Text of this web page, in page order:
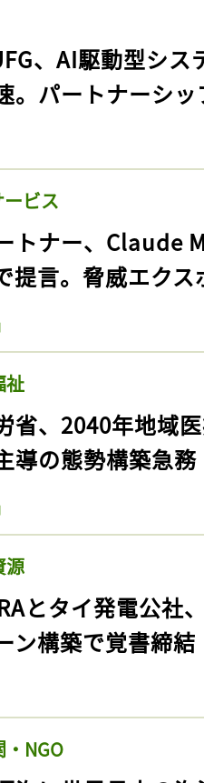
、AI駆動型シ
。パートナーシ
ビス
トナー、Claude
提言。脅威エク
祉
省、2040年地域
導の態勢構築急務
源
とタイ発電公社
ン構築で覚書締結
NGO
気に入りに
ログイン